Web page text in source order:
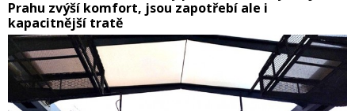
Prahu zvýší komfort, jsou zapotřebí ale i
kapacitnější tratě